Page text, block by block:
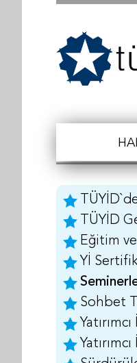
TÜYİD
Eğitim
Yİ
Sohbet